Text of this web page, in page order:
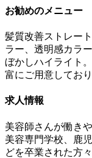
お勧めのメニュー
髪質改善ストレー
ラー、透明感カラ
ぼかしハイライト
富にご用意しており
求人情報
美容師さんが働き
美容専門学校、鹿
どを卒業された方